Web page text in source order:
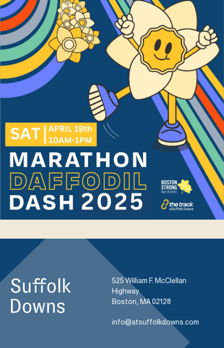
525 William F. McClellan
Highway
Boston, MA 02128
info@atsuffolkdowns.com